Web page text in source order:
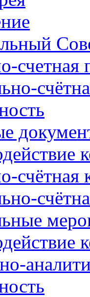
счетная
счётная